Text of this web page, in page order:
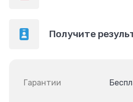
Получите
Гарантии